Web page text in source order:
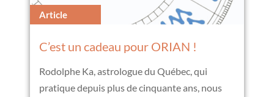
Article
C’est un cadeau pour ORIAN !
Rodolphe Ka, astrologue du Québec, qui
pratique depuis plus de cinquante ans, nous